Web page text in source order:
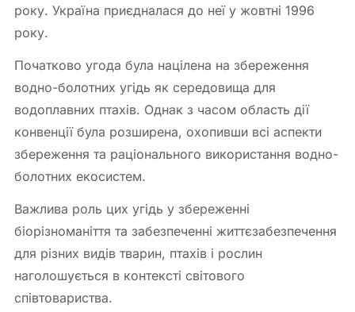
року. Україна приєдналася до неї у жовтні 1996
року.
Початково угода була націлена на збереження
водно-болотних угідь як середовища для
водоплавних птахів. Однак з часом область дії
конвенції була розширена, охопивши всі аспекти
збереження та раціонального використання водно-
болотних екосистем.
Важлива роль цих угідь у збереженні
біорізноманіття та забезпеченні життєзабезпечення
для різних видів тварин, птахів і рослин
наголошується в контексті світового
співтовариства.